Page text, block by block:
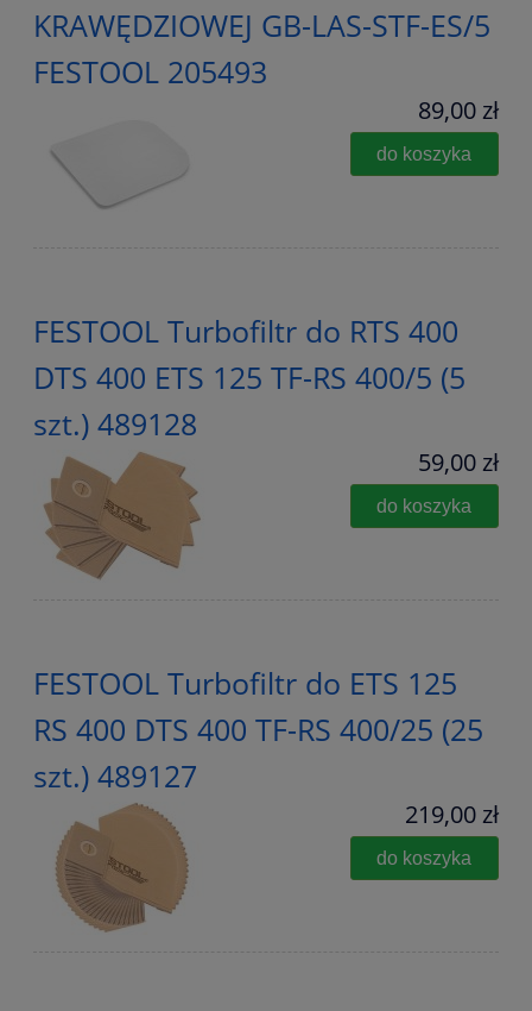
KRAWĘDZIOWEJ GB-LAS-STF-ES/5
FESTOOL 205493
89,00 zł
do koszyka
FESTOOL Turbofiltr do RTS 400
DTS 400 ETS 125 TF-RS 400/5 (5
szt.) 489128
59,00 zł
do koszyka
FESTOOL Turbofiltr do ETS 125
RS 400 DTS 400 TF-RS 400/25 (25
szt.) 489127
219,00 zł
do koszyka